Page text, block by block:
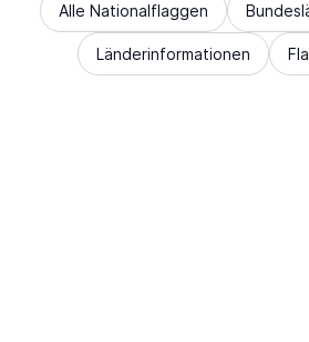
Alle Nationalflaggen
Länderinformationen